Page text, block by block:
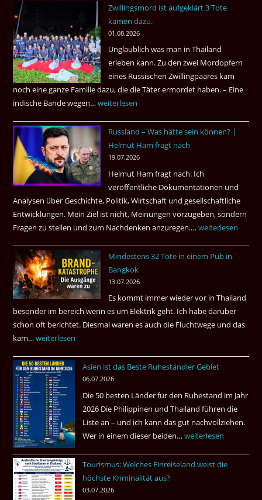
Jahren,
ist
der
Mörder
wieder
frei
?
Zwillingsmord ist aufgeklärt 3 Tote
kamen dazu.
01.08.2026
Unglaublich was man in Thailand
erleben kann. Zu den zwei Mordopfern
eines Russischen Zwillingpaares kam
noch eine ganze Familie dazu, die die Täter ermordet haben. – Eine
indische Bande wegen…Zwillingsmord
aufgeklärt
3
Tote
kamen
dazu.
weiterlesen
Russland – Was hätte sein können? |
Helmut Ham fragt nach
19.07.2026
Helmut Ham fragt nach. Ich
veröffentliche Dokumentationen und
Analysen über Geschichte, Politik, Wirtschaft und gesellschaftliche
Entwicklungen. Mein Ziel ist nicht, Meinungen vorzugeben, sondern
Fragen zu stellen und zum Nachdenken anzuregen.…Russland
Was
können?
|
Helmut
fragt
weiterlesen
Mindestens 32 Tote in einem Pub in
Bangkok
13.07.2026
Es kommt immer wieder vor in Thailand
besonder im bereich wenn es um Elektrik geht. Ich habe darüber
schon oft berichtet. Diesmal waren es auch die Fluchtwege und das
kam…Mindestens
Tote
einem
Pub
Bangkok
weiterlesen
Asien ist das Beste Ruheständler Gebiet
06.07.2026
Die 50 besten Länder für den Ruhestand im Jahr
2026 Die Philippinen und Thailand führen die
Liste an – und ich kann das gut nachvollziehen.
Wer in einem dieser beiden…Asien
das
weiterlesen
Tourismus: Welches Einreiseland weist die
höchste Kriminalität aus?
03.07.2026